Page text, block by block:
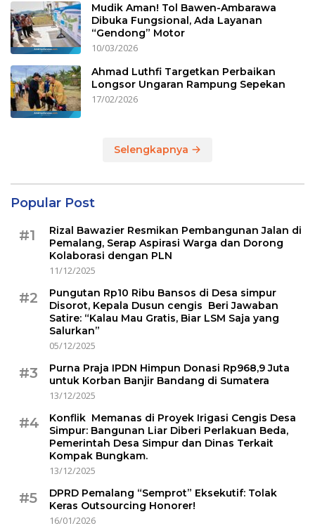
Mudik Aman! Tol Bawen-Ambarawa
Dibuka Fungsional, Ada Layanan
“Gendong” Motor
10/03/2026
Ahmad Luthfi Targetkan Perbaikan
Longsor Ungaran Rampung Sepekan
17/02/2026
Selengkapnya
Popular Post
#1
Rizal Bawazier Resmikan Pembangunan Jalan di
Pemalang, Serap Aspirasi Warga dan Dorong
Kolaborasi dengan PLN
11/12/2025
#2
Pungutan Rp10 Ribu Bansos di Desa simpur
Disorot, Kepala Dusun cengis Beri Jawaban
Satire: “Kalau Mau Gratis, Biar LSM Saja yang
Salurkan”
05/12/2025
#3
Purna Praja IPDN Himpun Donasi Rp968,9 Juta
untuk Korban Banjir Bandang di Sumatera
13/12/2025
#4
Konflik Memanas di Proyek Irigasi Cengis Desa
Simpur: Bangunan Liar Diberi Perlakuan Beda,
Pemerintah Desa Simpur dan Dinas Terkait
Kompak Bungkam.
13/12/2025
#5
DPRD Pemalang “Semprot” Eksekutif: Tolak
Keras Outsourcing Honorer!
16/01/2026